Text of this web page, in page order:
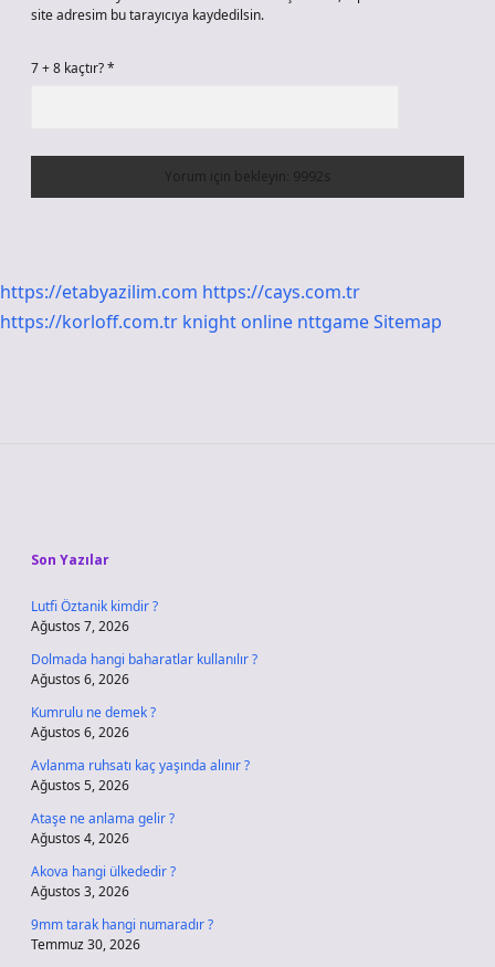
site adresim bu tarayıcıya kaydedilsin.
7 + 8 kaçtır?*
https://etabyazilim.com https://cays.com.tr
https://korloff.com.tr knight online nttgameSitemap
Son Yazılar
Lutfi Öztanik kimdir ?
Ağustos 7, 2026
Dolmada hangi baharatlar kullanılır ?
Ağustos 6, 2026
Kumrulu ne demek ?
Ağustos 6, 2026
Avlanma ruhsatı kaç yaşında alınır ?
Ağustos 5, 2026
Ataşe ne anlama gelir ?
Ağustos 4, 2026
Akova hangi ülkededir ?
Ağustos 3, 2026
9mm tarak hangi numaradır ?
Temmuz 30, 2026